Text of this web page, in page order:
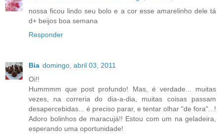
nossa ficou lindo seu bolo e a cor esse amarelinho dele tá
d+ beijos boa semana
Responder
Bia domingo, abril 03, 2011
Oi!!
Hummmm que post profundo! Mas, é verdade... muitas
vezes, na correria do dia-a-dia, muitas coisas passam
desapercebidas... é preciso parar, e tentar olhar "de fora"...!
Adoro bolinhos de maracujá!! Estou com um na geladeira,
esperando uma oportunidade!